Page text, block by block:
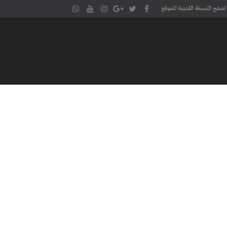
تصفح النسخة القديمة للموقع